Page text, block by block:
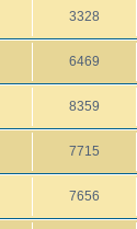
3328
6469
8359
7715
7656